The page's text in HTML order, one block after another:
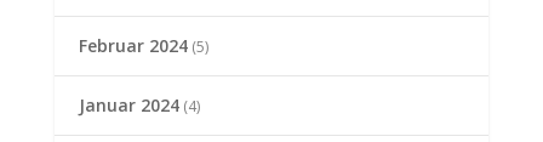
Februar 2024(5)
Januar 2024(4)